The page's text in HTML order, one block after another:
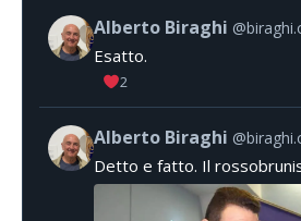
Alberto Biraghi
Esatto.
2
Alberto Biraghi
Detto e fatto. Il